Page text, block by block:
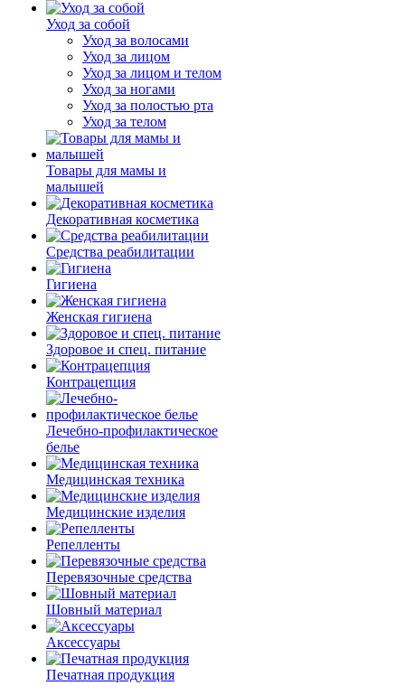
Уход за собой
Уход за волосами
Уход за лицом
Уход за лицом и телом
Уход за ногами
Уход за полостью рта
Уход за телом
Товары для мамы и
малышей
Декоративная косметика
Средства реабилитации
Гигиена
Женская гигиена
Здоровое и спец. питание
Контрацепция
Лечебно-профилактическое
белье
Медицинская техника
Медицинские изделия
Репелленты
Перевязочные средства
Шовный материал
Аксессуары
Печатная продукция